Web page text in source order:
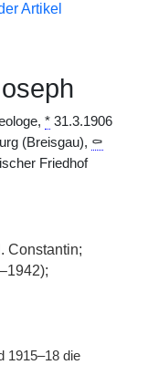
Artikel
* 31.3.1906
(Breisgau), ⚰
Friedhof
Constantin;
1915–18 die